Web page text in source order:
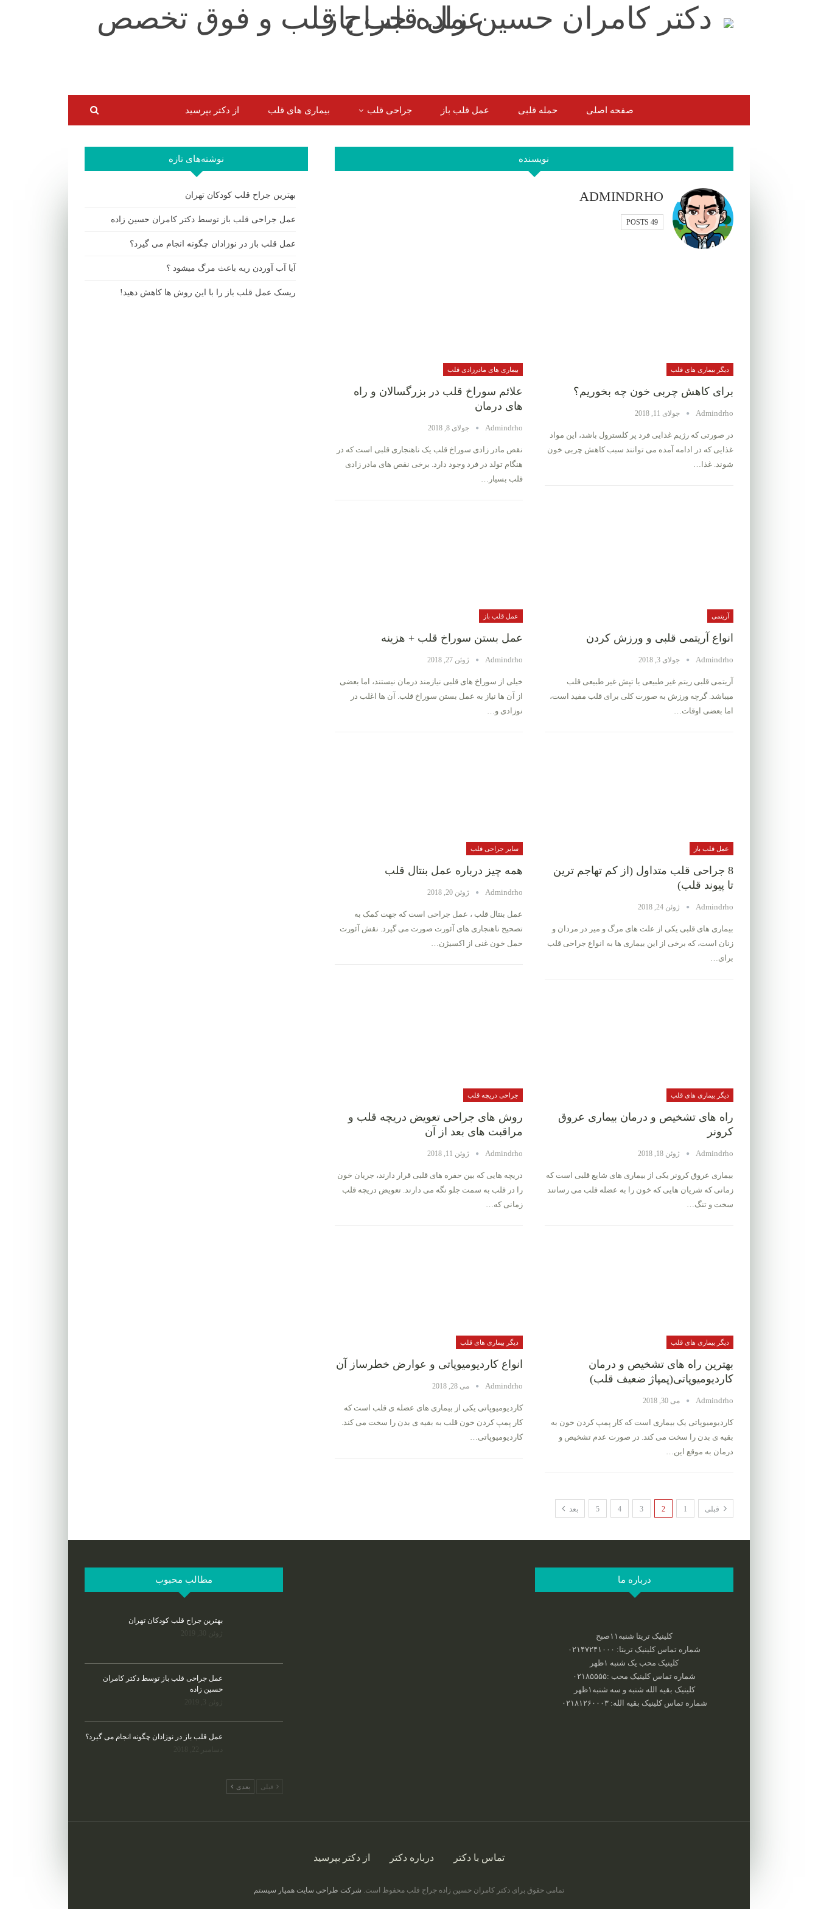
صفحه اصلی حمله قلبی عمل قلب باز جراحی قلب بیماری های قلب از دکتر بپرسید
نویسنده
ADMINDRHO
49 POSTS
دیگر بیماری های قلب
برای کاهش چربی خون چه بخوریم؟
Admindrho جولای 11, 2018
در صورتی که رژیم غذایی فرد پر کلسترول باشد، این مواد
غذایی که در ادامه آمده می توانند سبب کاهش چربی خون
شوند. غذا…
بیماری های مادرزادی قلب
علائم سوراخ قلب در بزرگسالان و راه
های درمان
Admindrho جولای 8, 2018
نقص مادر زادی سوراخ قلب یک ناهنجاری قلبی است که در
هنگام تولد در فرد وجود دارد. برخی نقص های مادر زادی
قلب بسیار…
آریتمی
انواع آریتمی قلبی و ورزش کردن
Admindrho جولای 3, 2018
آریتمی قلبی ریتم غیر طبیعی یا تپش غیر طبیعی قلب
میباشد. گرچه ورزش به صورت کلی برای قلب مفید است،
اما بعضی اوقات…
عمل قلب باز
عمل بستن سوراخ قلب + هزینه
Admindrho ژوئن 27, 2018
خیلی از سوراخ های قلبی نیازمند درمان نیستند، اما بعضی
از آن ها نیاز به عمل بستن سوراخ قلب. آن ها اغلب در
نوزادی و…
عمل قلب باز
8 جراحی قلب متداول (از کم تهاجم ترین
تا پیوند قلب)
Admindrho ژوئن 24, 2018
بیماری های قلبی یکی از علت های مرگ و میر در مردان و
زنان است، که برخی از این بیماری ها به انواع جراحی قلب
برای…
سایر جراحی قلب
همه چیز درباره عمل بنتال قلب
Admindrho ژوئن 20, 2018
عمل بنتال قلب ، عمل جراحی است که جهت کمک به
تصحیح ناهنجاری های آئورت صورت می گیرد. نقش آئورت
حمل خون غنی از اکسیژن…
دیگر بیماری های قلب
راه های تشخیص و درمان بیماری عروق
کرونر
Admindrho ژوئن 18, 2018
بیماری عروق کرونر یکی از بیماری های شایع قلبی است که
زمانی که شریان هایی که خون را به عضله قلب می رسانند
سخت و تنگ…
جراحی دریچه قلب
روش های جراحی تعویض دریچه قلب و
مراقبت های بعد از آن
Admindrho ژوئن 11, 2018
دریچه هایی که بین حفره های قلبی قرار دارند، جریان خون
را در قلب به سمت جلو نگه می دارند. تعویض دریچه قلب
زمانی که…
دیگر بیماری های قلب
بهترین راه های تشخیص و درمان
کاردیومیوپاتی(پمپاژ ضعیف قلب)
Admindrho می 30, 2018
کاردیومیوپاتی یک بیماری است که کار پمپ کردن خون به
بقیه ی بدن را سخت می کند. در صورت عدم تشخیص و
درمان به موقع این…
دیگر بیماری های قلب
انواع کاردیومیوپاتی و عوارض خطرساز آن
Admindrho می 28, 2018
کاردیومیوپاتی یکی از بیماری های عضله ی قلب است که
کار پمپ کردن خون قلب به بقیه ی بدن را سخت می کند.
کاردیومیوپاتی…
قبلی 1
2
3
4
5 بعد
نوشته‌های تازه
بهترین جراح قلب کودکان تهران
عمل جراحی قلب باز توسط دکتر کامران حسین زاده
عمل قلب باز در نوزادان چگونه انجام می گیرد؟
آیا آب آوردن ریه باعث مرگ میشود ؟
ریسک عمل قلب باز را با این روش ها کاهش دهید!
درباره ما
کلینیک تریتا شنبه۱۱صبح
شماره تماس کلینیک تریتا: ۰۲۱۴۷۲۴۱۰۰۰
کلینیک محب یک شنبه ۱ظهر
شماره تماس کلینیک محب :‌۰۲۱۸۵۵۵۵
کلینیک بقیه الله شنبه و سه شنبه۱ظهر
شماره تماس کلینیک بقیه الله: ۰۲۱۸۱۲۶۰۰۰۳
مطالب محبوب
بهترین جراح قلب کودکان تهران
عمل جراحی قلب باز توسط دکتر کامران
حسین زاده
عمل قلب باز در نوزادان چگونه انجام می گیرد؟
قبلی بعدی
تماس با دکتر درباره دکتر از دکتر بپرسید
تمامی حقوق برای دکتر کامران حسین زاده جراح قلب محفوظ است. شرکت طراحی سایت همیار سیستم